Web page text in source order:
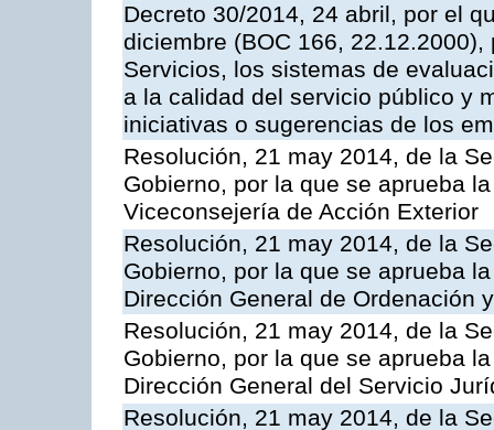
Decreto 30/2014, 24 abril, por el
diciembre (BOC 166,
Servicios, los sistemas de
a la calidad del servicio público y
iniciativas o sugerencias de los
Resolución, 21 may 2014, de la
Gobierno, por la que se aprueba
Viceconsejería de Acción Exterior
Resolución, 21 may 2014, de la
Gobierno, por la que se aprueba
Dirección General de Ordenación
Resolución, 21 may 2014, de la
Gobierno, por la que se aprueba
Dirección General del Servicio
Resolución, 21 may 2014, de la